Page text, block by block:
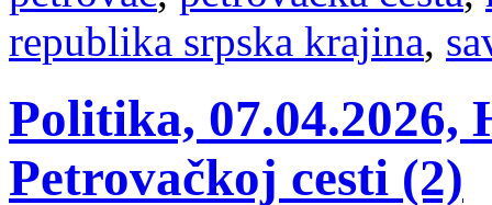
republika srpska krajina,
Politika, 07.04.2026,
Petrovačkoj cesti (2)